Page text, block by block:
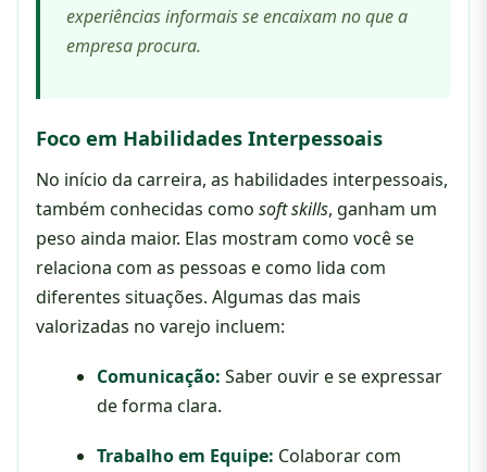
experiências informais se encaixam no que a
empresa procura.
Foco em Habilidades Interpessoais
No início da carreira, as habilidades interpessoais,
também conhecidas como soft skills, ganham um
peso ainda maior. Elas mostram como você se
relaciona com as pessoas e como lida com
diferentes situações. Algumas das mais
valorizadas no varejo incluem:
Comunicação: Saber ouvir e se expressar
de forma clara.
Trabalho em Equipe: Colaborar com